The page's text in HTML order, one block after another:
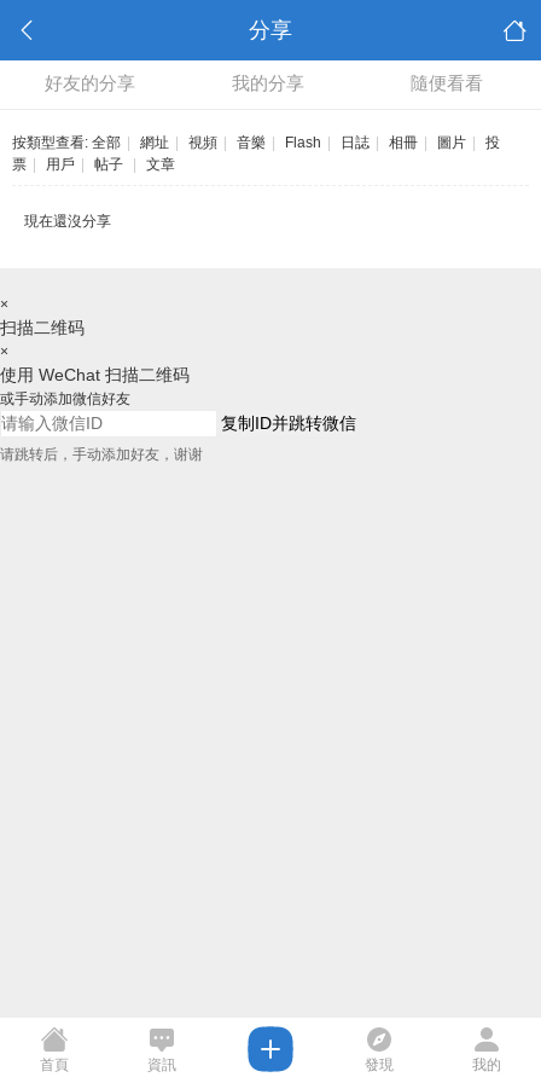
分享
好友的分享 我的分享 隨便看看
按類型查看: 全部 網址 視頻 音樂 Flash 日誌 相冊 圖片
投
票
用戶 帖子 文章
現在還沒分享
×
扫描二维码
×
使用 WeChat 扫描二维码
或手动添加微信好友
复制ID并跳转微信
请跳转后，手动添加好友，谢谢
首頁 資訊 發現 我的